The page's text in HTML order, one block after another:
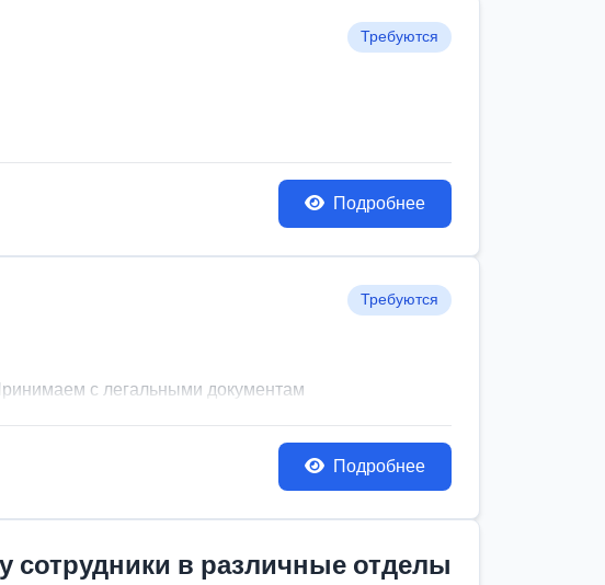
Требуются
Подробнее
Требуются
с легальными документам
Подробнее
сотрудники в различные отделы